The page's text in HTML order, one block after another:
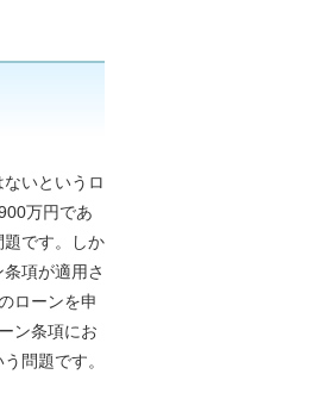
いというロ
万円であ
です。しか
項が適用さ
ローンを申
ン条項にお
問題です。